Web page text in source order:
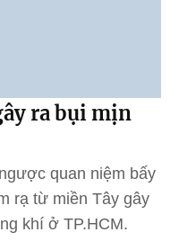
ra bụi mịn
quan niệm bấy
rạ từ miền Tây gây
khí ở TP.HCM.